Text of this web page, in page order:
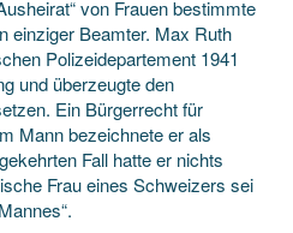
von Frauen bestimmte
einziger Beamter. Max Ruth
Polizeidepartement 1941
und überzeugte den
Ein Bürgerrecht für
Mann bezeichnete er als
Fall hatte er nichts
Frau eines Schweizers sei